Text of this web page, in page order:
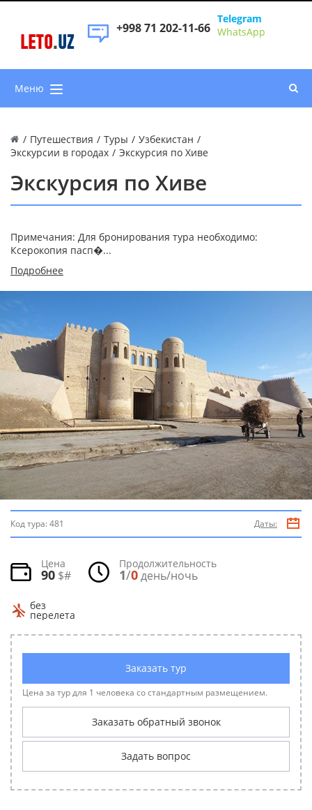
LETO.UZ
+998 71 202-11-66
Telegram
WhatsApp
Меню
/ Путешествия / Туры / Узбекистан /
Экскурсии в городах / Экскурсия по Хиве
Экскурсия по Хиве
Примечания: Для бронирования тура необходимо:
Ксерокопия пасп�...
Подробнее
Код тура:481 Даты:
Цена
90 $#
Продолжительность
1/0день/ночь
без
перелета
Заказать тур
Цена за тур для 1 человека со стандартным размещением.
Заказать обратный звонок
Задать вопрос